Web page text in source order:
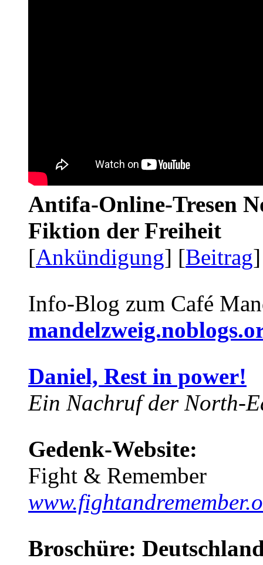
Antifa-Online-Tresen
Fiktion der Freiheit
[Ankündigung] [Beitrag
Info-Blog zum Café
Daniel, Rest in power!
Ein Nachruf der North-
Gedenk-Website:
Fight & Remember
Broschüre: